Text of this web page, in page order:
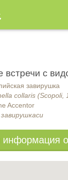
встречи с
завирушка
collaris (Scopoli,
Accentor